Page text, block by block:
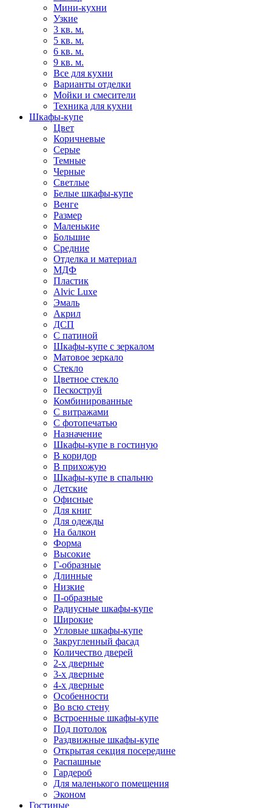
Мини-кухни
Узкие
3 кв. м.
5 кв. м.
6 кв. м.
9 кв. м.
Все для кухни
Варианты отделки
Мойки и смесители
Техника для кухни
Шкафы-купе
Цвет
Коричневые
Серые
Темные
Черные
Светлые
Белые шкафы-купе
Венге
Размер
Маленькие
Большие
Средние
Отделка и материал
МДФ
Пластик
Alvic Luxe
Эмаль
Акрил
ДСП
С патиной
Шкафы-купе с зеркалом
Матовое зеркало
Стекло
Цветное стекло
Пескоструй
Комбинированные
С витражами
С фотопечатью
Назначение
Шкафы-купе в гостиную
В коридор
В прихожую
Шкафы-купе в спальню
Детские
Офисные
Для книг
Для одежды
На балкон
Форма
Высокие
Г-образные
Длинные
Низкие
П-образные
Радиусные шкафы-купе
Широкие
Угловые шкафы-купе
Закругленный фасад
Количество дверей
2-х дверные
3-х дверные
4-х дверные
Особенности
Во всю стену
Встроенные шкафы-купе
Под потолок
Раздвижные шкафы-купе
Открытая секция посередине
Распашные
Гардероб
Для маленького помещения
Эконом
Гостиные